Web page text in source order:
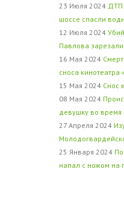
23 Июля 2024
шоссе спасли
12 Июля 2024
Павлова
16 Мая 2024
сноса кинотеатра
15 Мая 2024 Снос
08 Мая 2024
девушку во время
27 Апреля 2024
25 Января 2024
напал с ножом на